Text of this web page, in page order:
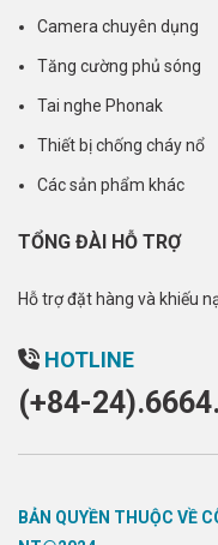
Camera chuyên dụng
Tăng cường phủ sóng
Tai nghe Phonak
Thiết bị chống cháy nổ
Các sản phẩm khác
TỔNG ĐÀI HỖ TRỢ
Hỗ trợ đặt hàng và khiếu
HOTLINE
(+84-
BẢN QUYỀN THUỘC VỀ